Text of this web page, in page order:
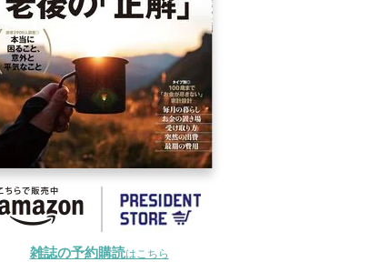
雑誌の予約購読はこちら